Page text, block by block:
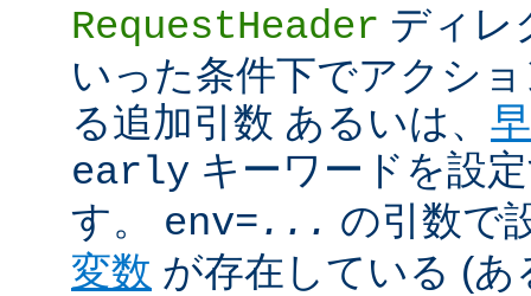
RequestHeader ディレ
いった条件下でアクシ
る追加引数 あるいは、
early キーワードを設
す。 env=... の引数で
変数 が存在している (